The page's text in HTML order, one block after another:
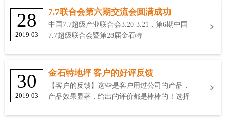
28
2019-03
7.7联合会第六期交流会圆满成功
中国7.7超级产业联合会3.20-3.21，第6期中国
7.7超级联合会暨第28届金石特
30
2019-03
金石特地坪 客户的好评反馈
【客户的反馈】这些是客户用过公司的产品，
产品效果显著，给出的评价都是棒棒的！选择